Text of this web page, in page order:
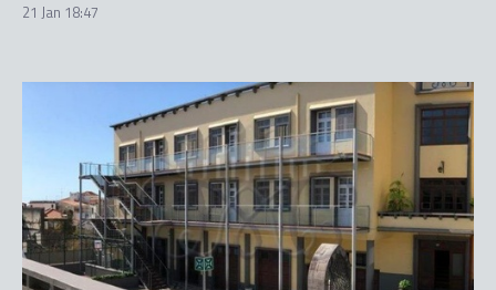
21 Jan 18:47